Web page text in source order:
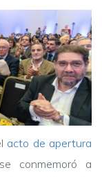
acto de apertura
conmemoró a